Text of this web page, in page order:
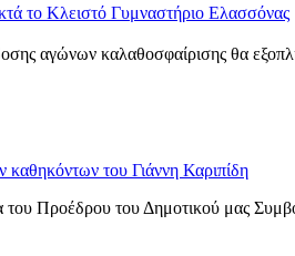
το Κλειστό Γυμναστήριο Ελασσόνας
αγώνων καλαθοσφαίρισης θα
του Γιάννη Καριπίδη
Προέδρου του Δημοτικού μας